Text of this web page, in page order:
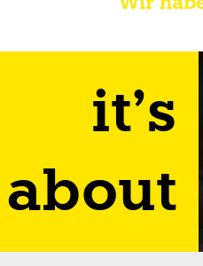
it’s
about